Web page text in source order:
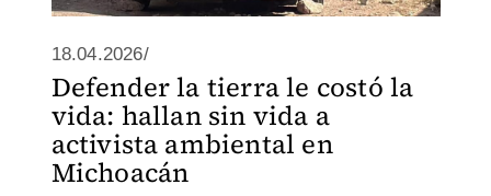
18.04.2026/
Defender la tierra le costó la
vida: hallan sin vida a
activista ambiental en
Michoacán